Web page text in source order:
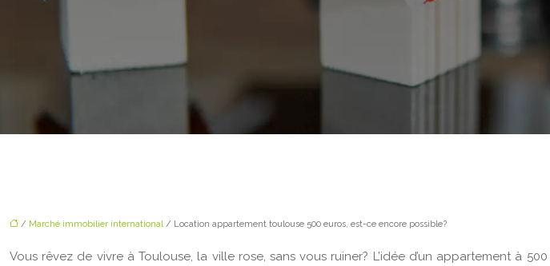
/ Marché immobilier international/ Location appartement toulouse 500 euros, est-ce encore possible?
Vous rêvez de vivre à Toulouse, la ville rose, sans vous ruiner? L’idée d’un appartement à